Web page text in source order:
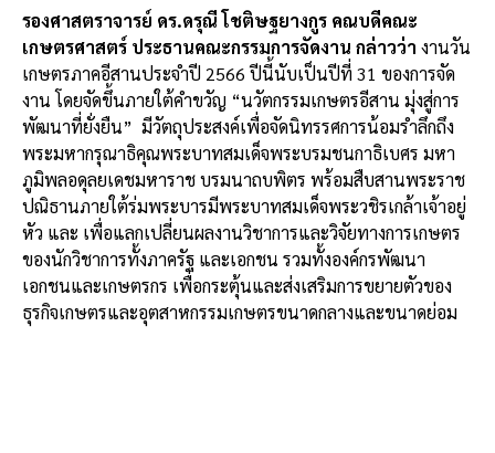
รองศาสตราจารย์ ดร.ดรุณี โชติษฐยางกูร คณบดีคณะ
เกษตรศาสตร์ ประธานคณะกรรมการจัดงาน กล่าวว่า งานวัน
เกษตรภาคอีสานประจำปี 2566 ปีนี้นับเป็นปีที่ 31 ของการจัด
งาน โดยจัดขึ้นภายใต้คำขวัญ “นวัตกรรมเกษตรอีสาน มุ่งสู่การ
พัฒนาที่ยั่งยืน” มีวัตถุประสงค์เพื่อจัดนิทรรศการน้อมรำลึกถึง
พระมหากรุณาธิคุณพระบาทสมเด็จพระบรมชนกาธิเบศร มหา
ภูมิพลอดุลยเดชมหาราช บรมนาถบพิตร พร้อมสืบสานพระราช
ปณิธานภายใต้ร่มพระบารมีพระบาทสมเด็จพระวชิรเกล้าเจ้าอยู่
หัว และ เพื่อแลกเปลี่ยนผลงานวิชาการและวิจัยทางการเกษตร
ของนักวิชาการทั้งภาครัฐ และเอกชน รวมทั้งองค์กรพัฒนา
เอกชนและเกษตรกร เพื่อกระตุ้นและส่งเสริมการขยายตัวของ
ธุรกิจเกษตรและอุตสาหกรรมเกษตรขนาดกลางและขนาดย่อม